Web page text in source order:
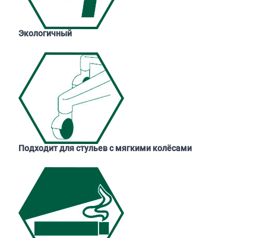
Экологичный
Подходит для стульев с мягкими колёсами